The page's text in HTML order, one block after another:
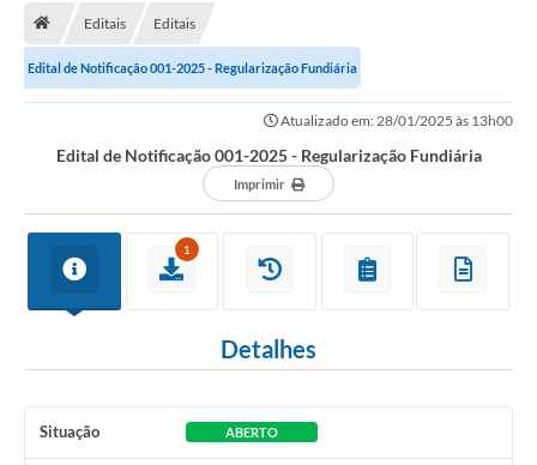
Estrutura Administrativa
Editais Editais
Edital de Notificação 001-2025 - Regularização Fundiária
Atualizado em: 28/01/2025 às 13h00
Edital de Notificação 001-2025 - Regularização Fundiária
Imprimir
1
Detalhes
Situação ABERTO